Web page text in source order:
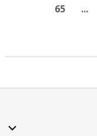
65 ...